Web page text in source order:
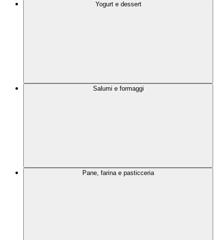
Yogurt e dessert
Salumi e formaggi
Pane, farina e pasticceria